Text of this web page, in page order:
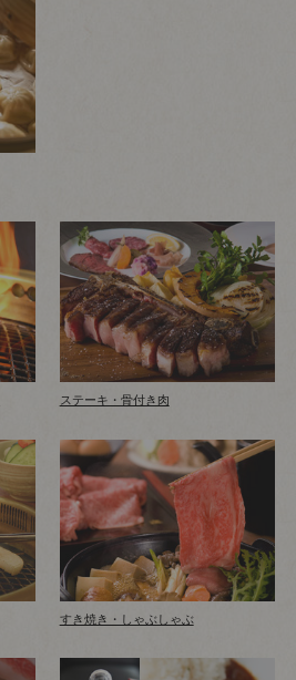
ステーキ・骨付き肉
すき焼き・しゃぶしゃぶ